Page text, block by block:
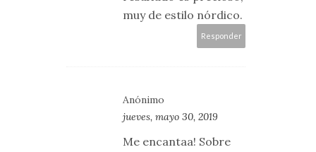
muy de estilo nórdico.
Responder
Anónimo
jueves, mayo 30, 2019
Me encantaa! Sobre